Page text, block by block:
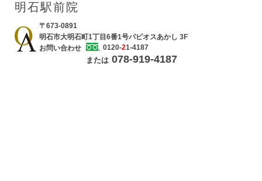
明石駅前院
〒673-0891
明石市大明石町1丁目6番1号パピオスあかし 3F
お問い合わせ
0120-21-4187
または 078-919-4187